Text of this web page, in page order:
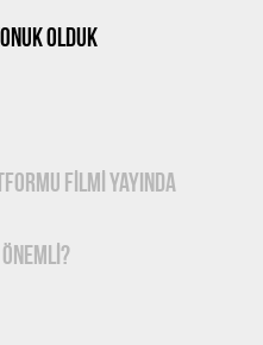
OLDUK
FİLMİ YAYINDA